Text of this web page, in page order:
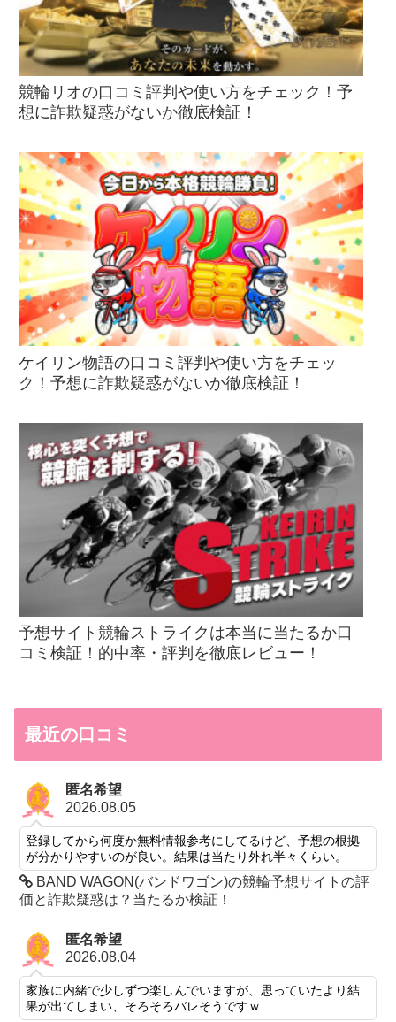
競輪リオの口コミ評判や使い方をチェック！予
想に詐欺疑惑がないか徹底検証！
ケイリン物語の口コミ評判や使い方をチェッ
ク！予想に詐欺疑惑がないか徹底検証！
予想サイト競輪ストライクは本当に当たるか口
コミ検証！的中率・評判を徹底レビュー！
最近の口コミ
匿名希望
2026.08.05
登録してから何度か無料情報参考にしてるけど、予想の根拠
が分かりやすいのが良い。結果は当たり外れ半々くらい。
BAND WAGON(バンドワゴン)の競輪予想サイトの評
価と詐欺疑惑は？当たるか検証！
匿名希望
2026.08.04
家族に内緒で少しずつ楽しんでいますが、思っていたより結
果が出てしまい、そろそろバレそうですｗ